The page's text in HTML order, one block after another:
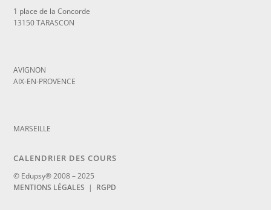
1 place de la Concorde
13150 TARASCON
AVIGNON
AIX-EN-PROVENCE
MARSEILLE
CALENDRIER DES COURS
© Edupsy® 2008 – 2025
MENTIONS LÉGALES | RGPD